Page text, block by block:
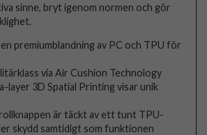
sinne, bryt igenom normen och gör
premiumblandning av PC och TPU för
via Air Cushion Technology
layer 3D Spatial Printing visar unik
är täckt av ett tunt TPU-
skydd samtidigt som funktionen